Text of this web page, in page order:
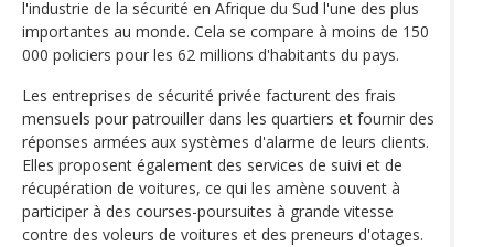
l'industrie de la sécurité en Afrique du Sud l'une des plus
importantes au monde. Cela se compare à moins de 150
000 policiers pour les 62 millions d'habitants du pays.
Les entreprises de sécurité privée facturent des frais
mensuels pour patrouiller dans les quartiers et fournir des
réponses armées aux systèmes d'alarme de leurs clients.
Elles proposent également des services de suivi et de
récupération de voitures, ce qui les amène souvent à
participer à des courses-poursuites à grande vitesse
contre des voleurs de voitures et des preneurs d'otages.